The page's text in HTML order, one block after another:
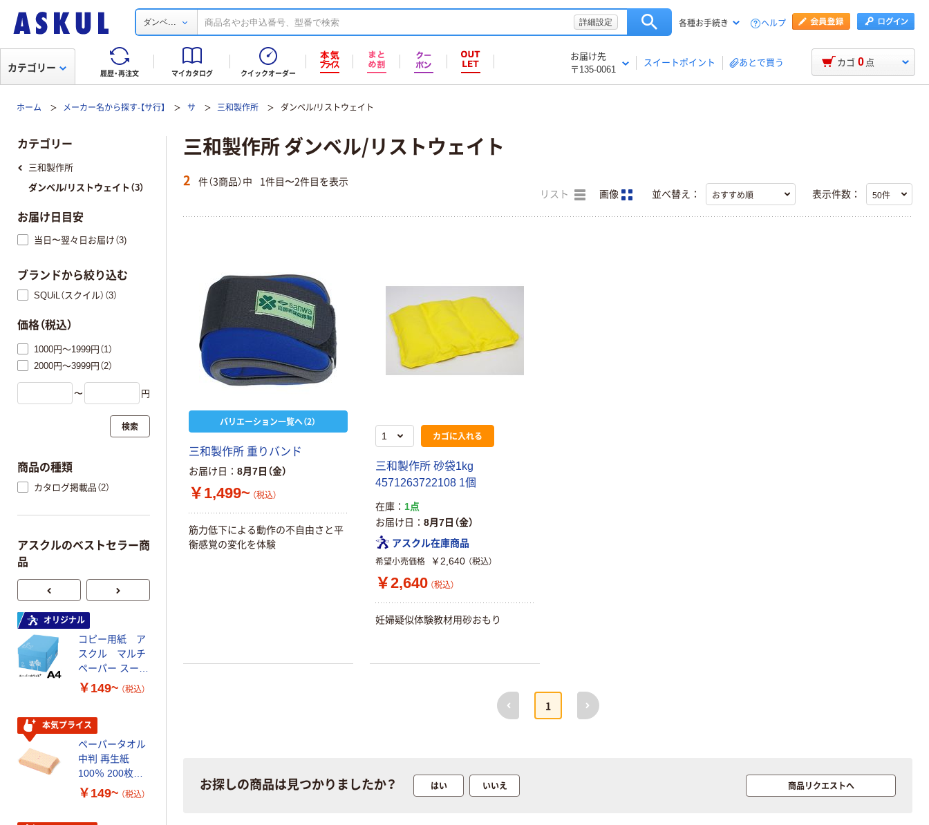
ダンベ... 詳細設定 各種お手続き ヘルプ
履歴・再注文 マイカタログ クイックオーダー
お届け先
〒135-0061
スイートポイント あとで買う
カテゴリー カゴ 0 点
ホーム メーカー名から探す-【サ行】 サ 三和製作所 ダンベル/リストウェイト
三和製作所 ダンベル/リストウェイト
2 件（3商品）中 1件目〜2件目を表示
リスト 画像 並べ替え： 表示件数：
バリエーション一覧へ（2）
三和製作所 重りバンド
お届け日 8月7日（金）
￥1,499~ （税込）
筋力低下による動作の不自由さと平
衡感覚の変化を体験
カゴに入れる
三和製作所 砂袋1kg
4571263722108 1個
在庫
1点
お届け日
8月7日（金）
アスクル在庫商品
希望小売価格 ￥2,640 （税込）
￥2,640 （税込）
妊婦疑似体験教材用砂おもり
前へ
1
次へ
お探しの商品は見つかりましたか？ はい いいえ 商品リクエストへ
カテゴリー
三和製作所
ダンベル/リストウェイト（3）
お届け日目安
当日〜翌々日お届け（3)
ブランドから絞り込む
SQUiL（スクイル）（3）
価格（税込）
1000円～1999円（1）
2000円～3999円（2）
〜 円
検索
商品の種類
カタログ掲載品（2）
アスクルのベストセラー商
品
オリジナル
コピー用紙 ア
スクル マルチ
ペーパー スーパ
ーホワイト+
￥149~ （税込）
本気プライス
ペーパータオル
中判 再生紙
100％ 200枚
FSC認証 シング
￥149~ （税込）
ｍ 再生紙
ミー+
￥149~
本気プライス
120ｍ 再生紙
ォーター 500ml
キャップシール
￥1,037~
オリジナル
指定医薬部外品
100％ 200枚
FSC認証 シング
￥149~ （税込）